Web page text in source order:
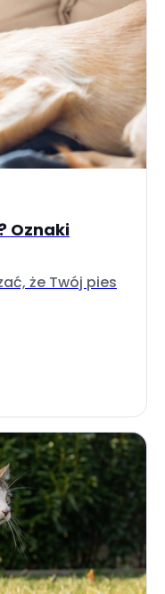
Oznaki
że Twój pies